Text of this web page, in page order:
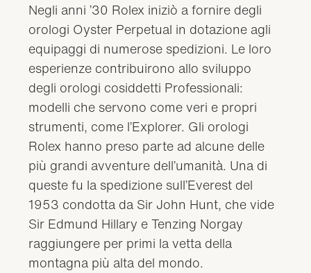
Negli anni ’30 Rolex iniziò a fornire degli
orologi Oyster Perpetual in dotazione agli
equipaggi di numerose spedizioni. Le loro
esperienze contribuirono allo sviluppo
degli orologi cosiddetti Professionali:
modelli che servono come veri e propri
strumenti, come l’Explorer. Gli orologi
Rolex hanno preso parte ad alcune delle
più grandi avventure dell’umanità. Una di
queste fu la spedizione sull’Everest del
1953 condotta da Sir John Hunt, che vide
Sir Edmund Hillary e Tenzing Norgay
raggiungere per primi la vetta della
montagna più alta del mondo.